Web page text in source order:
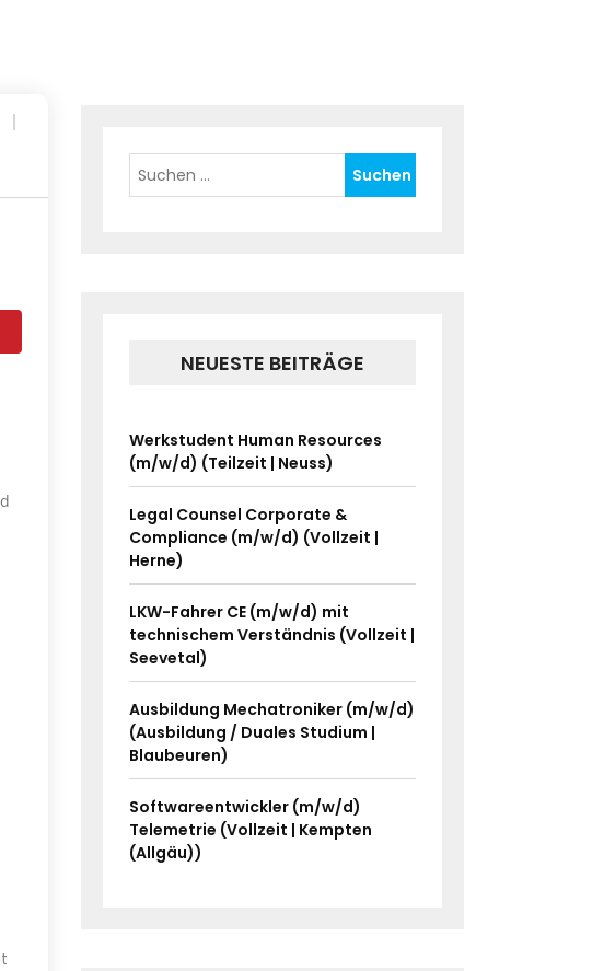
NEUESTE BEITRÄGE
Werkstudent Human Resources
(m/w/d) (Teilzeit | Neuss)
Legal Counsel Corporate &
Compliance (m/w/d) (Vollzeit |
Herne)
LKW-Fahrer CE (m/w/d) mit
technischem Verständnis (Vollzeit |
Seevetal)
Ausbildung Mechatroniker (m/w/d)
(Ausbildung / Duales Studium |
Blaubeuren)
Softwareentwickler (m/w/d)
Telemetrie (Vollzeit | Kempten
(Allgäu))